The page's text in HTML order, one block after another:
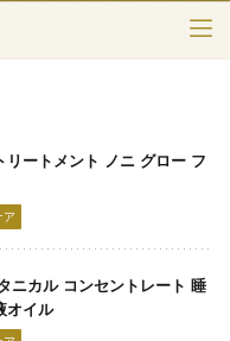
リートメント ノニ グロー フ
ア
ニカル コンセントレート 睡
オイル